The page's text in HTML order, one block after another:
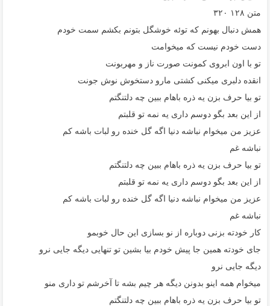
متن ۱۲۸ ۳۲۰
همش دنبال بهونم که توئه خوشگل بتونم بکشم سمت خودم
دست خودم نیست که میخوامت
تو با اون ابروی کمونت صورت ناز و مهربونت
انقده دلبری میکنی کشتی مارو دستخوش نوش جونت
تو بیا حرف بزن یه ذره باهام ببین چه دلتنگتم
از این بعد بگو دوسم داری یه نمه تو قلبتم
عزیز من میخوام نباشه دنیا اگه گل خنده رو لبات باشه کم
نباشه غم
تو بیا حرف بزن یه ذره باهام ببین چه دلتنگتم
از این بعد بگو دوسم داری یه نمه تو قلبتم
عزیز من میخوام نباشه دنیا اگه گل خنده رو لبات باشه کم
نباشه غم
کار خودته بزنی دوباره از نو بسازی این حال خوبمو
جای خودته همین جا پیش خودم بیا بشین تو تنهایی دیگه جایی نرو
دیگه جایی نرو
میخوام همه اینو بدونن دیگه هر چیم بشه تا آخرشم تو داری منو
تو بیا حرف بزن یه ذره باهام ببین چه دلتنگتم